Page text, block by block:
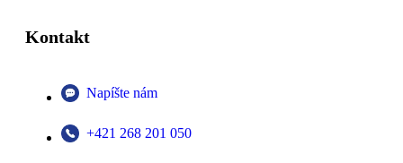
Kontakt
Napíšte nám
+421 268 201 050